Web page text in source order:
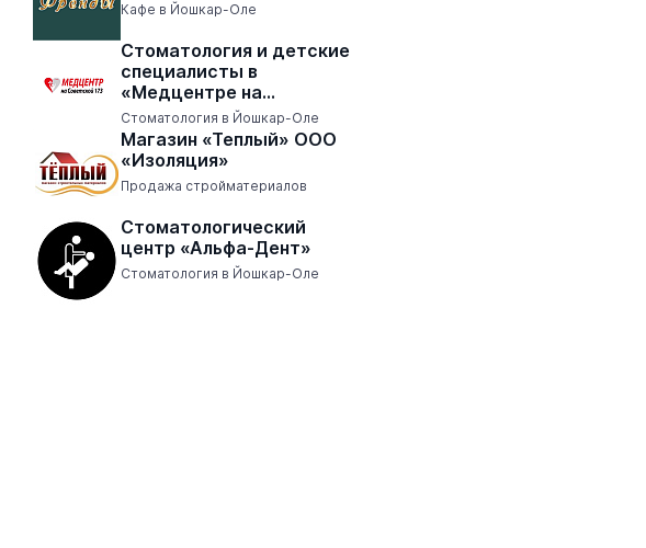
Кафе в Йошкар-Оле
Стоматология и детские
специалисты в
«Медцентре на
Советской 173»
Стоматология в Йошкар-Оле
Магазин «Теплый» ООО
«Изоляция»
Продажа стройматериалов
Стоматологический
центр «Альфа-Дент»
Стоматология в Йошкар-Оле